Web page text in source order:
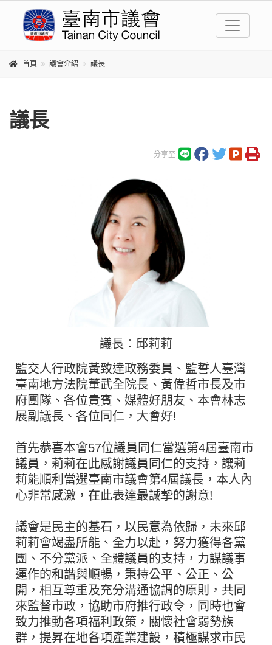
首頁 議會介紹 議長
議長
分享至
議長：邱莉莉
監交人行政院黃致達政務委員、監誓人臺灣
臺南地方法院董武全院長、黃偉哲市長及市
府團隊、各位貴賓、媒體好朋友、本會林志
展副議長、各位同仁，大會好!
首先恭喜本會57位議員同仁當選第4屆臺南市
議員，莉莉在此感謝議員同仁的支持，讓莉
莉能順利當選臺南市議會第4屆議長，本人內
心非常感激，在此表達最誠摯的謝意!
議會是民主的基石，以民意為依歸，未來邱
莉莉會竭盡所能、全力以赴，努力獲得各黨
團、不分黨派、全體議員的支持，力謀議事
運作的和諧與順暢，秉持公平、公正、公
開，相互尊重及充分溝通協調的原則，共同
來監督市政，協助市府推行政令，同時也會
致力推動各項福利政策，關懷社會弱勢族
群，提昇在地各項產業建設，積極謀求市民